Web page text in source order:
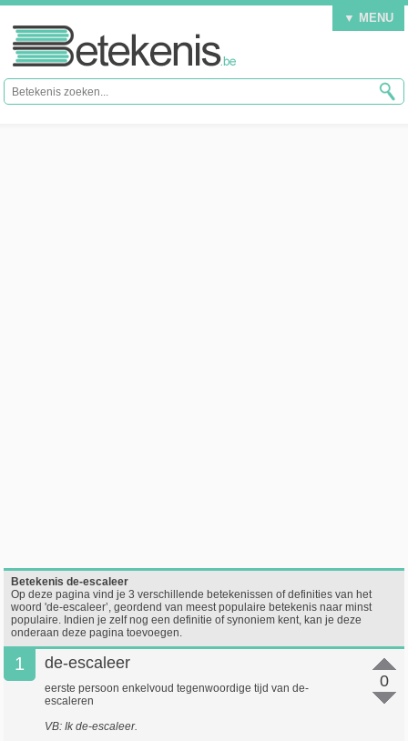
▼ MENU
Betekenis de-escaleer
Op deze pagina vind je 3 verschillende betekenissen of definities van het
woord 'de-escaleer’, geordend van meest populaire betekenis naar minst
populaire. Indien je zelf nog een definitie of synoniem kent, kan je deze
onderaan deze pagina toevoegen.
1
0
de-escaleer
eerste persoon enkelvoud tegenwoordige tijd van de-
escaleren
VB: Ik de-escaleer.